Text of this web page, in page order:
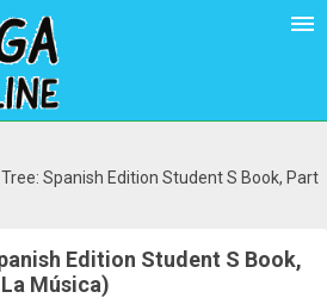
Spanish Edition Student S Book, Part
Edition Student S Book,
Música)